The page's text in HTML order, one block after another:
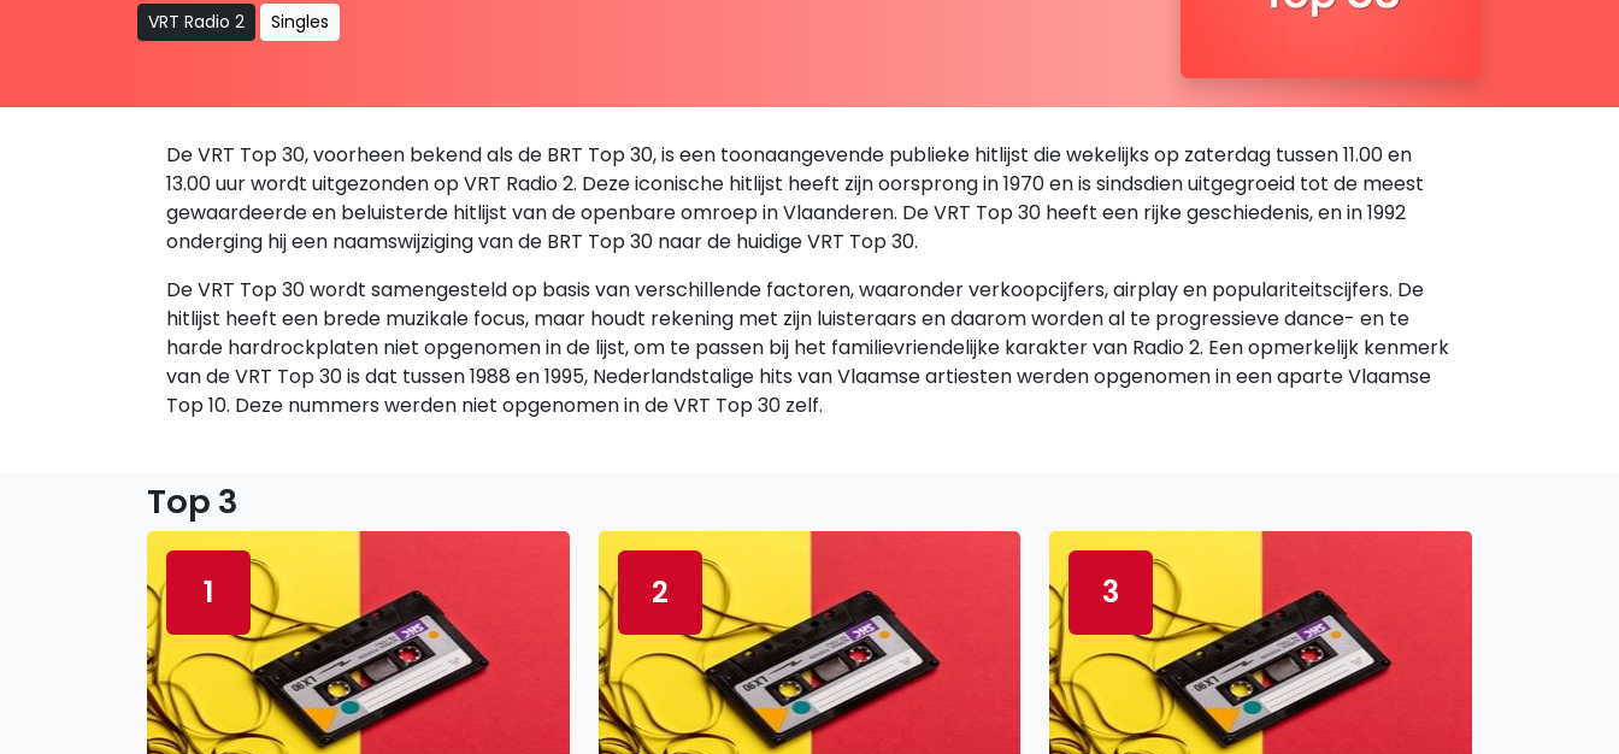
VRT Radio 2 Singles
De VRT Top 30, voorheen bekend als de BRT Top 30, is een toonaangevende publieke hitlijst die wekelijks op zaterdag tussen 11.00 en
13.00 uur wordt uitgezonden op VRT Radio 2. Deze iconische hitlijst heeft zijn oorsprong in 1970 en is sindsdien uitgegroeid tot de meest
gewaardeerde en beluisterde hitlijst van de openbare omroep in Vlaanderen. De VRT Top 30 heeft een rijke geschiedenis, en in 1992
onderging hij een naamswijziging van de BRT Top 30 naar de huidige VRT Top 30.
De VRT Top 30 wordt samengesteld op basis van verschillende factoren, waaronder verkoopcijfers, airplay en populariteitscijfers. De
hitlijst heeft een brede muzikale focus, maar houdt rekening met zijn luisteraars en daarom worden al te progressieve dance- en te
harde hardrockplaten niet opgenomen in de lijst, om te passen bij het familievriendelijke karakter van Radio 2. Een opmerkelijk kenmerk
van de VRT Top 30 is dat tussen 1988 en 1995, Nederlandstalige hits van Vlaamse artiesten werden opgenomen in een aparte Vlaamse
Top 10. Deze nummers werden niet opgenomen in de VRT Top 30 zelf.
Top 3
1 2 3